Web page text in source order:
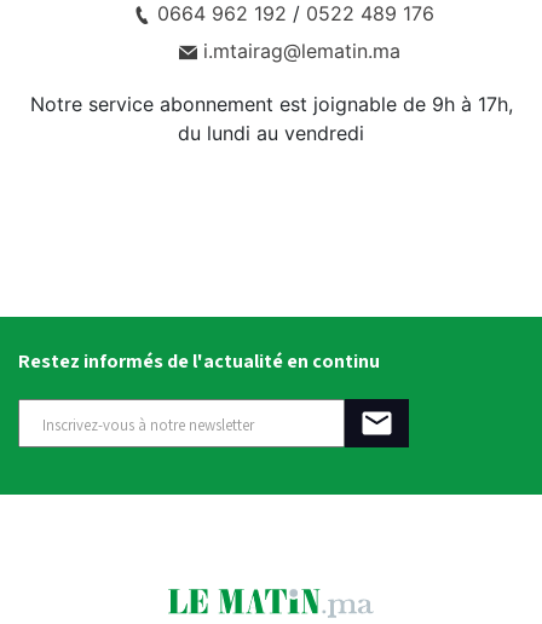
0664 962 192 / 0522 489 176
i.mtairag@lematin.ma
Notre service abonnement est joignable de 9h à 17h,
du lundi au vendredi
Restez informés de l'actualité en continu